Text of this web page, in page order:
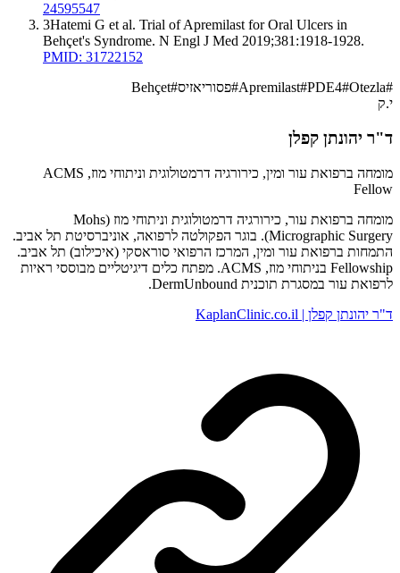
24595547
3Hatemi G et al. Trial of Apremilast for Oral Ulcers in
Behçet's Syndrome. N Engl J Med 2019;381:1918-1928.
PMID: 31722152
#
Apremilast#PDE4#Otezla
#פסוריאזיס#
Behçet
י.ק
ד"ר יהונתן קפלן
מומחה ברפואת עור ומין, כירורגיה דרמטולוגית וניתוחי מוז, ACMS
Fellow
מומחה ברפואת עור, כירורגיה דרמטולוגית וניתוחי מוז (Mohs
Micrographic Surgery). בוגר הפקולטה לרפואה, אוניברסיטת תל אביב.
התמחות ברפואת עור ומין, המרכז הרפואי סוראסקי (איכילוב) תל אביב.
Fellowship בניתוחי מוז, ACMS. מפתח כלים דיגיטליים מבוססי ראיות
לרפואת עור במסגרת תוכנית DermUnbound.
ד"ר יהונתן קפלן | KaplanClinic.co.il